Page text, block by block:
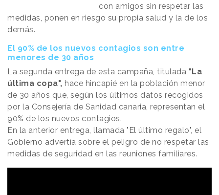
con amigos sin respetar las
medidas, ponen en riesgo su propia salud y la de los
demás.
El 90% de los nuevos contagios son entre
menores de 30 años
La segunda entrega de esta campaña, titulada "La
última copa", hace hincapié en la población menor
de 30 años que, según los últimos datos recogidos
por la Consejería de Sanidad canaria, representan el
90% de los nuevos contagios.
En la anterior entrega, llamada "El último regalo", el
Gobierno advertía sobre el peligro de no respetar las
medidas de seguridad en las reuniones familiares.